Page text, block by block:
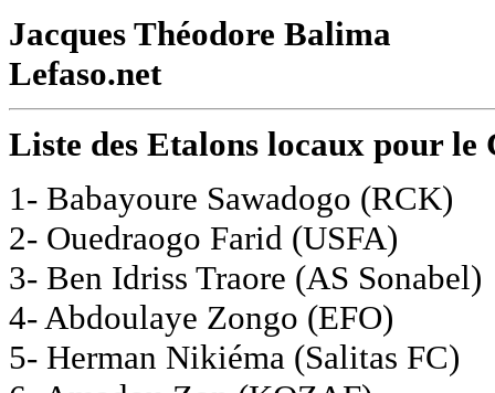
Jacques Théodore Balima
Lefaso.net
Liste des Etalons locaux pour le
1- Babayoure Sawadogo (RCK)
2- Ouedraogo Farid (USFA)
3- Ben Idriss Traore (AS Sonabel)
4- Abdoulaye Zongo (EFO)
5- Herman Nikiéma (Salitas FC)